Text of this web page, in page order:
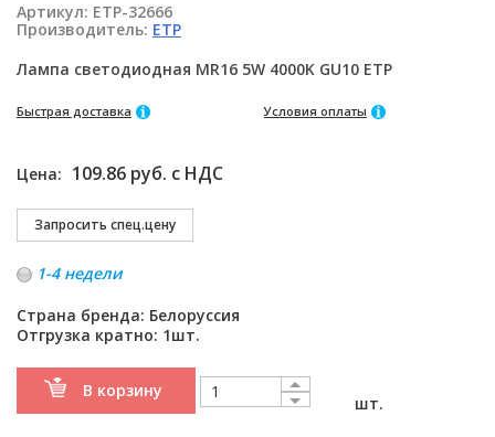
Артикул: ETP-32666
Производитель: ETP
Лампа светодиодная MR16 5W 4000K GU10 ETP
Быстрая доставка Условия оплаты
Цена: 109.86 руб. с НДС
1-4 недели
Страна бренда: Белоруссия
Отгрузка кратно: 1шт.
В корзину
шт.